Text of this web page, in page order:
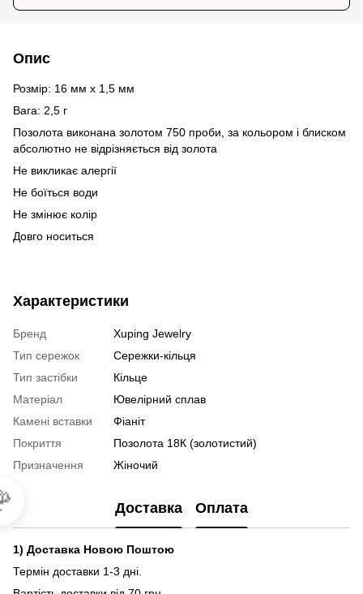
Опис
Розмір: 16 мм х 1,5 мм
Вага: 2,5 г
Позолота виконана золотом 750 проби, за кольором і блиском
абсолютно не відрізняється від золота
Не викликає алергії
Не боїться води
Не змінює колір
Довго носиться
Характеристики
Бренд
Xuping Jewelry
Тип сережок
Сережки-кільця
Тип застібки
Кільце
Матеріал
Ювелірний сплав
Камені вставки
Фіаніт
Покриття
Позолота 18К (золотистий)
Призначення
Жіночий
Доставка Оплата
1) Доставка Новою Поштою
Термін доставки 1-3 дні.